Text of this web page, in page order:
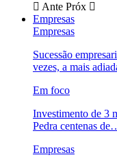
Ante Próx
Empresas
Empresas
Sucessão
vezes, a mais
Em foco
Investimento de 3
Pedra centenas
Empresas